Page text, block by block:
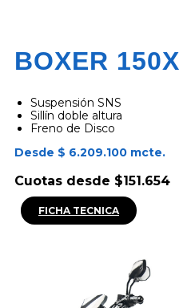
BOXER 150X
Suspensión SNS
Sillín doble altura
Freno de Disco
Desde $ 6.209.100 mcte.
Cuotas desde $151.654
FICHA TECNICA